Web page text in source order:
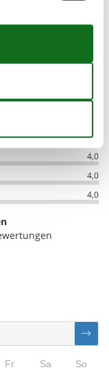
4,0
4,0
4,0
4,0
4,0
Fr Sa
So